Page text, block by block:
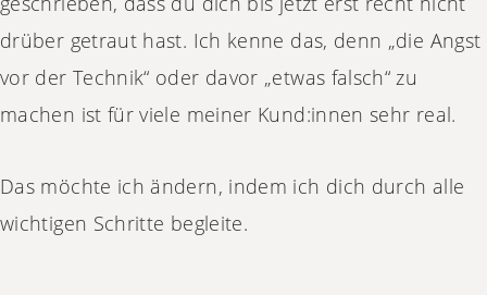
drüber getraut hast. Ich kenne das, denn „die Angst
vor der Technik“ oder davor „etwas falsch“ zu
machen ist für viele meiner Kund:innen sehr real.
Das möchte ich ändern, indem ich dich durch alle
wichtigen Schritte begleite.